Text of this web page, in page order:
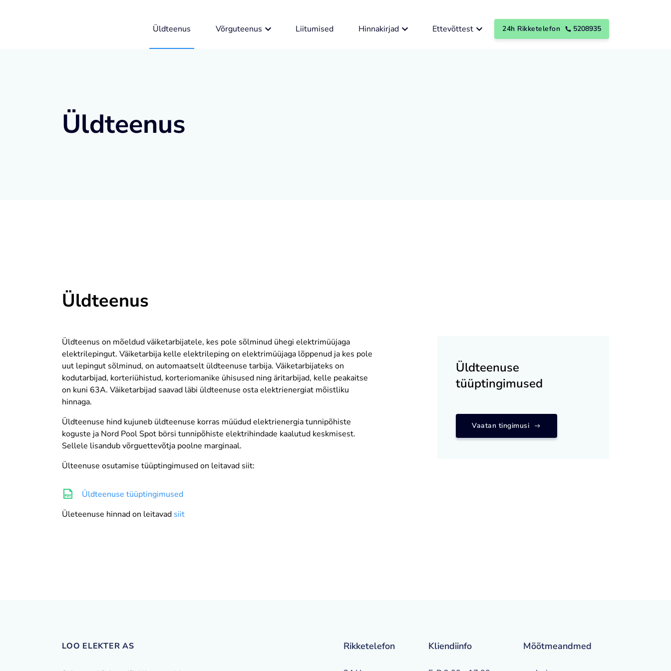
Üldteenus Võrguteenus Liitumised Hinnakirjad Ettevõttest 5208935
24h Rikketelefon
Üldteenus
Üldteenus
Üldteenus on mõeldud väiketarbijatele, kes pole sõlminud ühegi elektrimüüjaga
elektrilepingut. Väiketarbija kelle elektrileping on elektrimüüjaga lõppenud ja kes pole
uut lepingut sõlminud, on automaatselt üldteenuse tarbija. Väiketarbijateks on
kodutarbijad, korteriühistud, korteriomanike ühisused ning äritarbijad, kelle peakaitse
on kuni 63A. Väiketarbijad saavad läbi üldteenuse osta elektrienergiat mõistliku
hinnaga.
Üldteenuse hind kujuneb üldteenuse korras müüdud elektrienergia tunnipõhiste
koguste ja Nord Pool Spot börsi tunnipõhiste elektrihindade kaalutud keskmisest.
Sellele lisandub võrguettevõtja poolne marginaal.
Ülteenuse osutamise tüüptingimused on leitavad siit:
Üldteenuse tüüptingimused
Ületeenuse hinnad on leitavad siit
Üldteenuse
tüüptingimused
Vaatan tingimusi
LOO ELEKTER AS Rikketelefon Kliendiinfo Mõõtmeandmed